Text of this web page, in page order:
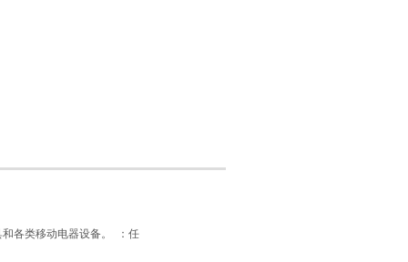
和各类移动电器设备。 ：任